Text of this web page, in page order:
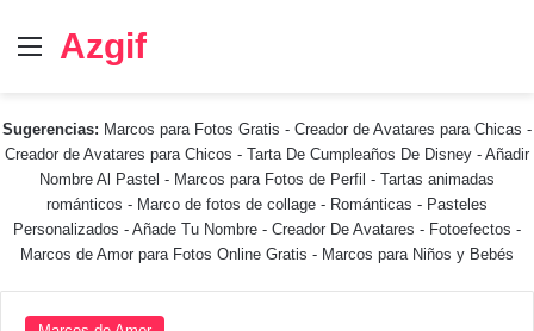
Menú
Azgif
Sugerencias: Marcos para Fotos Gratis - Creador de Avatares para Chicas -
Creador de Avatares para Chicos - Tarta De Cumpleaños De Disney - Añadir
Nombre Al Pastel - Marcos para Fotos de Perfil - Tartas animadas
románticos - Marco de fotos de collage - Románticas - Pasteles
Personalizados - Añade Tu Nombre - Creador De Avatares - Fotoefectos -
Marcos de Amor para Fotos Online Gratis - Marcos para Niños y Bebés